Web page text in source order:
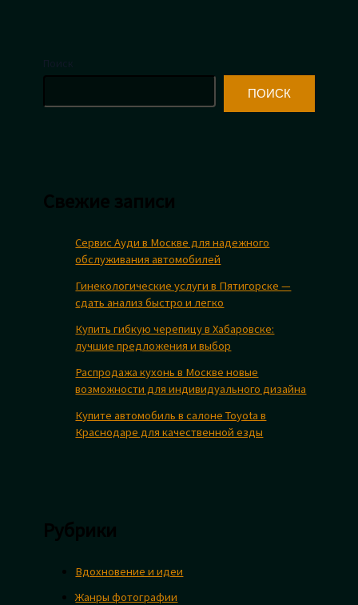
ПОИСК
Сервис Ауди в Москве для надежного
обслуживания автомобилей
Гинекологические услуги в Пятигорске —
сдать анализ быстро и легко
Купить гибкую черепицу в Хабаровске:
лучшие предложения и выбор
Распродажа кухонь в Москве новые
возможности для индивидуального дизайна
Купите автомобиль в салоне Toyota в
Краснодаре для качественной езды
Вдохновение и идеи
Жанры фотографии